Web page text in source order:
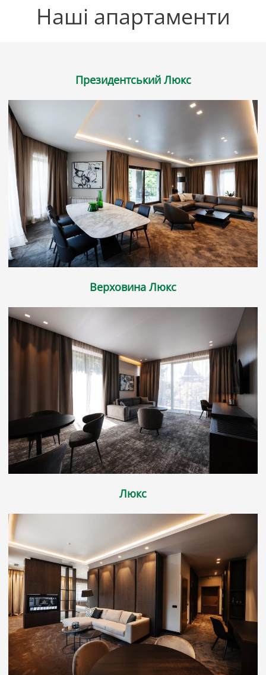
Наші апартаменти
Президентський Люкс
Верховина Люкс
Люкс